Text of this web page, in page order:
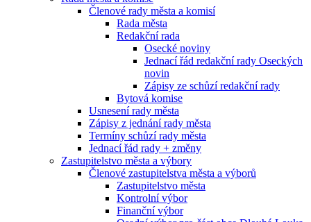
Členové rady města a komisí
Rada města
Redakční rada
Osecké noviny
Jednací řád redakční rady Oseckých
novin
Zápisy ze schůzí redakční rady
Bytová komise
Usnesení rady města
Zápisy z jednání rady města
Termíny schůzí rady města
Jednací řád rady + změny
Zastupitelstvo města a výbory
Členové zastupitelstva města a výborů
Zastupitelstvo města
Kontrolní výbor
Finanční výbor